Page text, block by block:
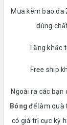
Mua kèm bao da
dùng
Tặng khắc
Free ship
Ngoài ra các bạn
Bóng để làm quà
có giá trị cực kỳ